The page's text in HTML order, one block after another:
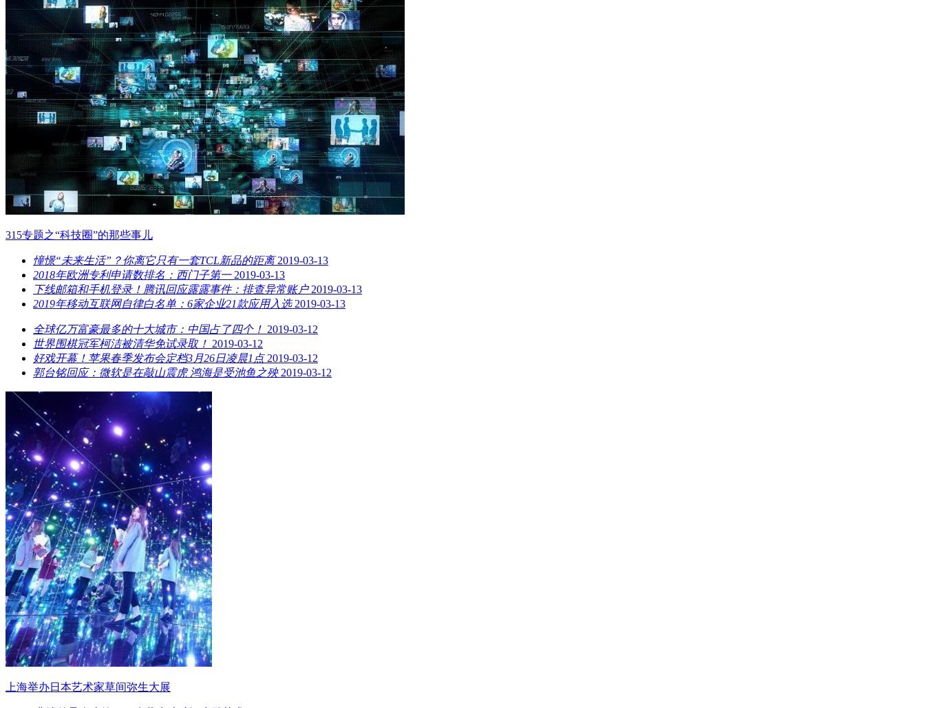
315专题之“科技圈”的那些事儿
憧憬“未来生活”？你离它只有一套TCL新品的距离 2019-03-13
2018年欧洲专利申请数排名：西门子第一 2019-03-13
下线邮箱和手机登录！腾讯回应露露事件：排查异常账户 2019-03-13
2019年移动互联网自律白名单：6家企业21款应用入选 2019-03-13
全球亿万富豪最多的十大城市：中国占了四个！ 2019-03-12
世界围棋冠军柯洁被清华免试录取！ 2019-03-12
好戏开幕！苹果春季发布会定档3月26日凌晨1点 2019-03-12
郭台铭回应：微软是在敲山震虎 鸿海是受池鱼之殃 2019-03-12
上海举办日本艺术家草间弥生大展